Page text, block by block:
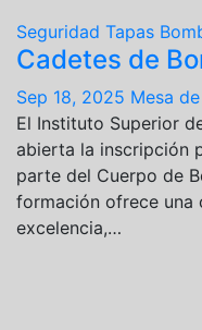
Seguridad Tapas
Cadetes de
Sep 18, 2025 Mesa
El Instituto Superior
abierta la inscripción
parte del Cuerpo de
formación ofrece una
excelencia,…